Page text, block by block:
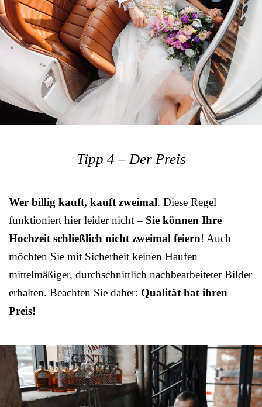
Tipp 4 – Der Preis
Wer billig kauft, kauft zweimal. Diese Regel
funktioniert hier leider nicht – Sie können Ihre
Hochzeit schließlich nicht zweimal feiern! Auch
möchten Sie mit Sicherheit keinen Haufen
mittelmäßiger, durchschnittlich nachbearbeiteter Bilder
erhalten. Beachten Sie daher: Qualität hat ihren
Preis!